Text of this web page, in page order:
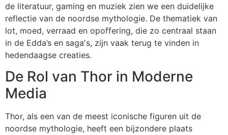
de literatuur, gaming en muziek zien we een duidelijke
reflectie van de noordse mythologie. De thematiek van
lot, moed, verraad en opoffering, die zo centraal staan
in de Edda’s en saga's, zijn vaak terug te vinden in
hedendaagse creaties.
De Rol van Thor in Moderne
Media
Thor, als een van de meest iconische figuren uit de
noordse mythologie, heeft een bijzondere plaats